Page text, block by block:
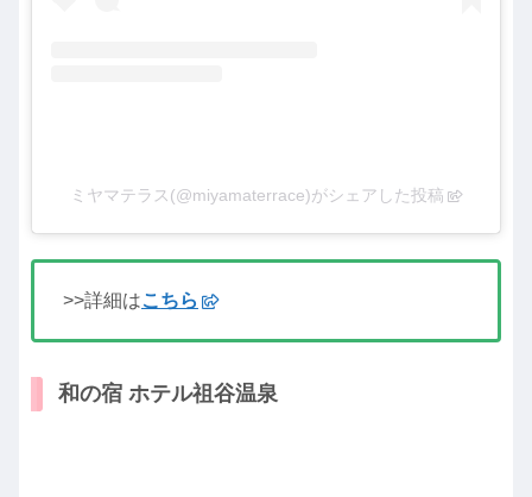
ミヤマテラス(@miyamaterrace)がシェアした投稿
>>詳細はこちら
和の宿 ホテル祖谷温泉